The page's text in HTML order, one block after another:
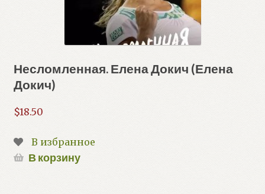
Несломленная. Елена Докич (Елена
Докич)
$18.50
В избранное
В корзину